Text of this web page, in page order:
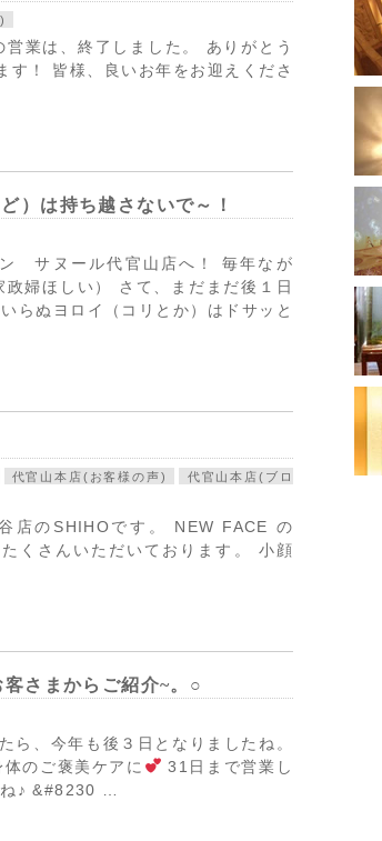
業は、終了しました。 ありがとう
す！ 皆様、良いお年をお迎えくださ
）は持ち越さないで～！
サヌール代官山店へ！ 毎年なが
婦ほしい） さて、まだまだ後１日
らぬヨロイ（コリとか）はドサッと
代官山本店(お客様の声)
代官山本店(ブロ
店のSHIHOです。 NEW FACE の
くさんいただいております。 小顔
さまからご紹介~。○
、今年も後３日となりましたね。
のご褒美ケアに
31日まで営業し
♪ &#8230 …